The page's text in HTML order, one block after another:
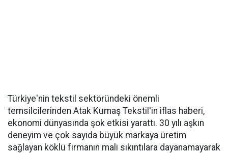
Türkiye'nin tekstil sektöründeki önemli
temsilcilerinden Atak Kumaş Tekstil'in iflas haberi,
ekonomi dünyasında şok etkisi yarattı. 30 yılı aşkın
deneyim ve çok sayıda büyük markaya üretim
sağlayan köklü firmanın mali sıkıntılara dayanamayarak